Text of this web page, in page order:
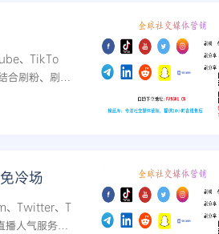
、TikTo
合刷粉、刷
冷场
、Twitter、T
播人气服务。